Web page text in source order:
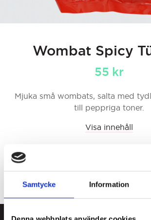
Samtycke Information
Wombat Spicy
55 kr
Mjuka små wombats, salta med
till peppriga toner.
Visa innehåll
Wombat
Spicy
quantity
LÄGG TILL I